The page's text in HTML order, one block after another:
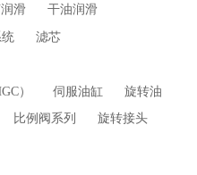
滑 干油润滑
滤芯
） 伺服油缸
旋转油
比例阀系列
旋转接头